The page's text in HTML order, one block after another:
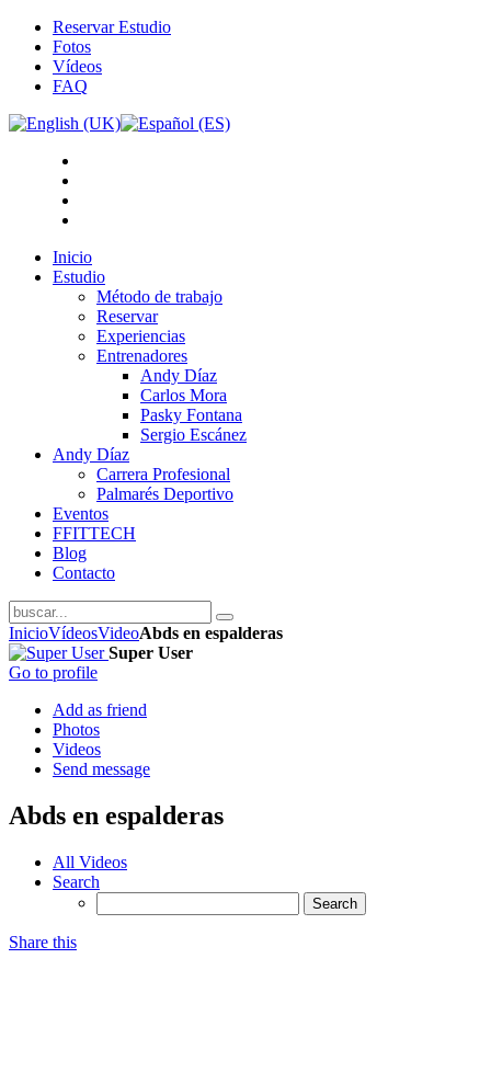
Reservar Estudio
Fotos
Vídeos
FAQ
Inicio
Estudio
Método de trabajo
Reservar
Experiencias
Entrenadores
Andy Díaz
Carlos Mora
Pasky Fontana
Sergio Escánez
Andy Díaz
Carrera Profesional
Palmarés Deportivo
Eventos
FFITTECH
Blog
Contacto
InicioVídeosVideoAbds en espalderas
Super User
Go to profile
Add as friend
Photos
Videos
Send message
Abds en espalderas
All Videos
Search
Share this